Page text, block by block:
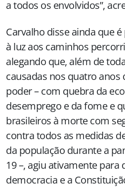
a todos os envolvidos”,
Carvalho disse ainda que
à luz aos caminhos
alegando que, além de
causadas nos quatro anos
poder – com quebra da
desemprego e da fome e
brasileiros à morte com
contra todos as medidas
da população durante a
19 –, agiu ativamente para
democracia e a